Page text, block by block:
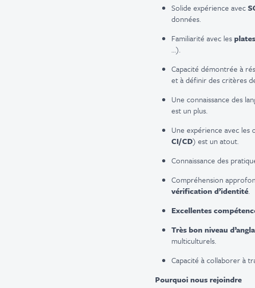
Solide expérience avec
données.
Familiarité avec les
…).
Capacité démontrée à
et à définir des critères
Une connaissance des
est un plus.
Une expérience avec les
CI/CD) est un atout.
Connaissance des
Compréhension
vérification d’identité.
Excellentes
Très bon niveau
multiculturels.
Capacité à collaborer à
Pourquoi nous rejoindre